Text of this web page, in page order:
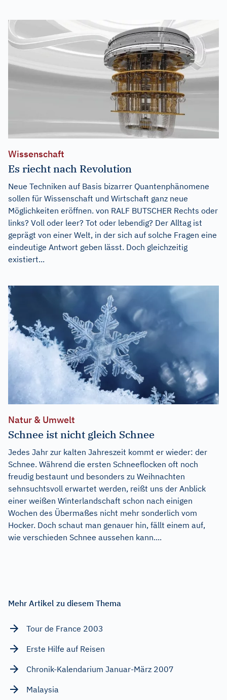
Wissenschaft
Es riecht nach Revolution
Neue Techniken auf Basis bizarrer Quantenphänomene
sollen für Wissenschaft und Wirtschaft ganz neue
Möglichkeiten eröffnen. von RALF BUTSCHER Rechts oder
links? Voll oder leer? Tot oder lebendig? Der Alltag ist
geprägt von einer Welt, in der sich auf solche Fragen eine
eindeutige Antwort geben lässt. Doch gleichzeitig
existiert...
Natur & Umwelt
Schnee ist nicht gleich Schnee
Jedes Jahr zur kalten Jahreszeit kommt er wieder: der
Schnee. Während die ersten Schneeflocken oft noch
freudig bestaunt und besonders zu Weihnachten
sehnsuchtsvoll erwartet werden, reißt uns der Anblick
einer weißen Winterlandschaft schon nach einigen
Wochen des Übermaßes nicht mehr sonderlich vom
Hocker. Doch schaut man genauer hin, fällt einem auf,
wie verschieden Schnee aussehen kann....
Mehr Artikel zu diesem Thema
Tour de France 2003
Erste Hilfe auf Reisen
Chronik-Kalendarium Januar-März 2007
Malaysia